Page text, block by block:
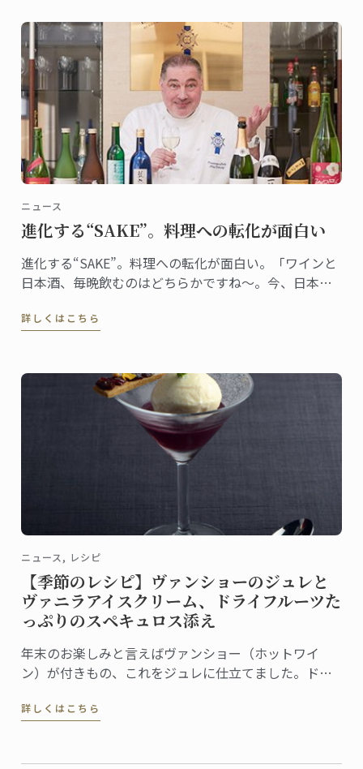
ニュース
進化する“SAKE”。料理への転化が面白い
進化する“SAKE”。料理への転化が面白い。「ワインと
日本酒、毎晩飲むのはどちらかですね～。今、日本酒
ながら、嬉しそうにそう教えてくれたのは、日本校マ
詳しくはこちら
ニュース, レシピ
【季節のレシピ】ヴァンショーのジュレと
ヴァニラアイスクリーム、ドライフルーツた
っぷりのスペキュロス添え
年末のお楽しみと言えばヴァンショー（ホットワイ
ン）が付きもの、これをジュレに仕立てました。ドラ
クリームを添えれば、お祭り気分を盛り上げる簡単デ
詳しくはこちら